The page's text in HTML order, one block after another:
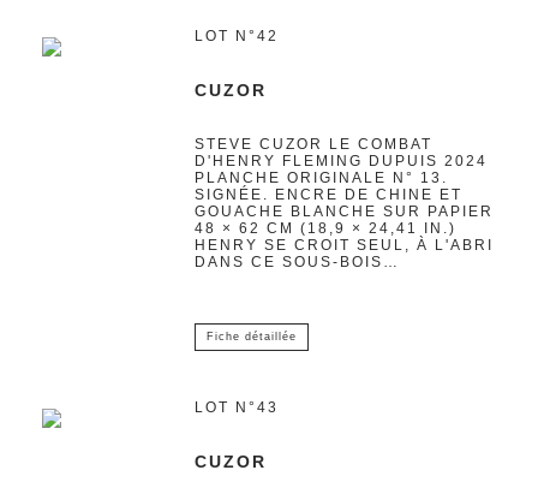
LOT N°42
CUZOR
STEVE CUZOR LE COMBAT
D'HENRY FLEMING DUPUIS 2024
PLANCHE ORIGINALE N° 13.
SIGNÉE. ENCRE DE CHINE ET
GOUACHE BLANCHE SUR PAPIER
48 × 62 CM (18,9 × 24,41 IN.)
HENRY SE CROIT SEUL, À L'ABRI
DANS CE SOUS-BOIS…
Fiche détaillée
LOT N°43
CUZOR